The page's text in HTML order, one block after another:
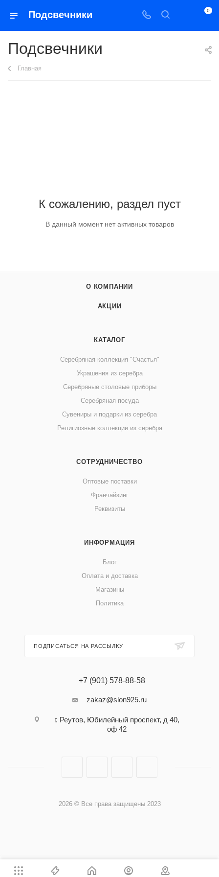
Подсвечники 0
Подсвечники
Главная
К сожалению, раздел пуст
В данный момент нет активных товаров
О КОМПАНИИ
АКЦИИ
КАТАЛОГ
Серебряная коллекция "Счастья"
Украшения из серебра
Серебряные столовые приборы
Серебряная посуда
Сувениры и подарки из серебра
Религиозные коллекции из серебра
СОТРУДНИЧЕСТВО
Оптовые поставки
Франчайзинг
Реквизиты
ИНФОРМАЦИЯ
Блог
Оплата и доставка
Магазины
Политика
ПОДПИСАТЬСЯ НА РАССЫЛКУ
+7 (901) 578-88-58
zakaz@slon925.ru
г. Реутов, Юбилейный проспект, д 40,
оф 42
2026 © Все права защищены 2023